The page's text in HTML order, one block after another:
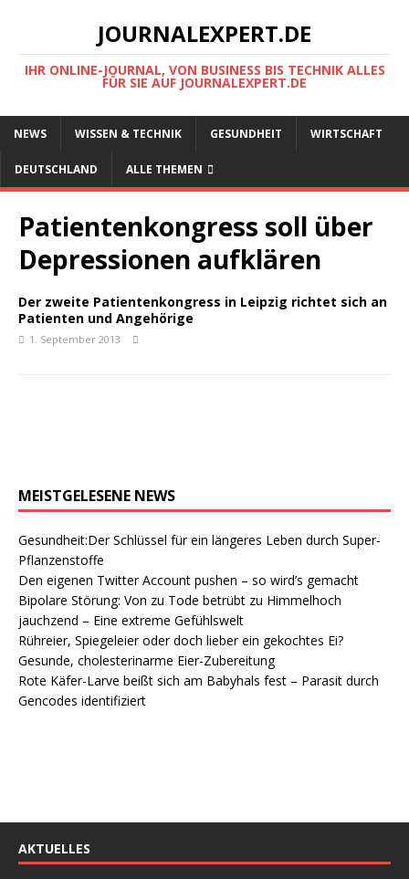
JOURNALEXPERT.DE
IHR ONLINE-JOURNAL, VON BUSINESS BIS TECHNIK ALLES
FÜR SIE AUF JOURNALEXPERT.DE
NEWS WISSEN & TECHNIK GESUNDHEIT WIRTSCHAFT
DEUTSCHLAND ALLE THEMEN
Patientenkongress soll über
Depressionen aufklären
Der zweite Patientenkongress in Leipzig richtet sich an
Patienten und Angehörige
1. September 2013
MEISTGELESENE NEWS
Gesundheit:Der Schlüssel für ein längeres Leben durch Super-
Pflanzenstoffe
Den eigenen Twitter Account pushen – so wird’s gemacht
Bipolare Störung: Von zu Tode betrübt zu Himmelhoch
jauchzend – Eine extreme Gefühlswelt
Rühreier, Spiegeleier oder doch lieber ein gekochtes Ei?
Gesunde, cholesterinarme Eier-Zubereitung
Rote Käfer-Larve beißt sich am Babyhals fest – Parasit durch
Gencodes identifiziert
AKTUELLES